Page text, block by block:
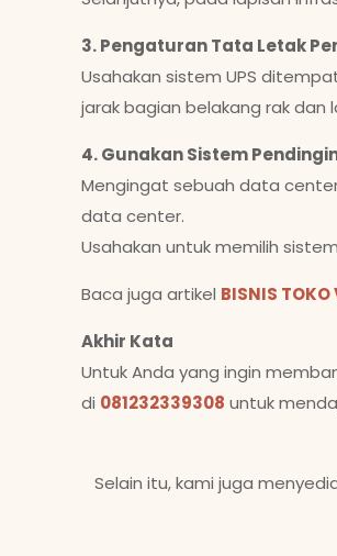
3. Pengaturan Tata Letak
Usahakan sistem UPS
jarak bagian belakang rak dan
4. Gunakan Sistem
Mengingat sebuah data
data center.
Usahakan untuk memilih
Baca juga artikel BISNIS TOKO
Akhir Kata
Untuk Anda yang ingin
di 081232339308 untuk
Selain itu, kami juga